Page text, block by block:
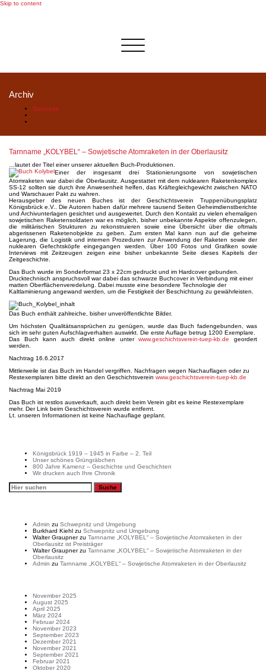
Skip to content
Schalte
Navigation
Archiv
Startseite
Tarnname „KOLYBEL“ – Sowjetische Atomraketen in der Oberlausitz
…lautet der Titel einer unserer aktuellen Buch-Produktionen.
Einer der insgesamt drei Stationierungsorte von sowjetischen
Atomraketen war dabei die Oberlausitz. Ausgestattet mit dem nuklearen Raketenkomplex
SS-12 sollten sie durch ihre Anwesenheit helfen, das Kräftegleichgewicht zwischen NATO
und Warschauer Pakt zu wahren.
Herausgeber des neuen Buches ist der Geschichtsverein Truppenübungsplatz
Königsbrück e.V.. Die Autoren haben dafür mehrere tausend Seiten Geheimdienstberichte
und Archivunterlagen gesichtet und ausgewertet. Durch den Kontakt zu vielen ehemaligen
sowjetischen Raketensoldaten war es möglich, bisher unbekannte Aspekte offenzulegen,
die militärischen Strukturen zu rekonstruieren sowie eine Übersicht über die oftmals
abgerissenen Raketenobjekte zu geben. Zum ersten Mal kann nun auf die geheime
Lagerung, die Logistik und internen Prozeduren zur Anwendung der Raketen sowie der
nuklearen Gefechtsköpfe eingegangen werden. Über 100 Fotos und Grafiken sowie
Interviews mit Zeitzeugen zeigen eine bisher unbekannte Seite dieses Kapitels der
Zeitgeschichte.
Das Buch wurde im Sonderformat 23 x 22cm gedruckt und im Hardcover gebunden.
Drucktechnisch anspruchsvoll war dabei das schwarze Buchcover in Verbindung mit einer
matten Oberflächenveredelung. Dabei musste eine besondere Technologie der
Kaltlaminierung angewand werden, um die Festigkeit der Beschichtung zu gewährleisten.
Das Buch enthält zahlreiche, bisher unveröffentlichte Bilder.
Um höchsten Qualitätsansprüchen zu genügen, wurde das Buch fadengebunden, was
sich im sehr guten Aufschlagverhalten auswirkt. Die erste Auflage betrug 1200 Exemplare.
Das Buch kann auch direkt online unterwww.geschichtsverein-tuep-kb.de
geordert
werden.
Nachtrag 16.6.2017
Mittlerweile ist das Buch im Handel vergriffen. Nachfragen wegen Nachauflagen oder zu
Restexemplaren bitte direkt an den Geschichtsverein www.geschichtsverein-tuep-kb.de
Nachtrag Mai 2019
Das Buch ist restlos ausverkauft, auch direkt beim Verein gibt es keine Restexemplare
mehr. Der Link beim Geschichtsverein wurde entfernt.
Lt. unseren Informationen ist keine Nachauflage geplant.
Königsbrück 1919 – 1945 in Farbe – 2. Teil
Unser schönes Grüngräbchen
800 Jahre Kamenz – Geschichte und Geschichten
Wir drucken auch Ihre Chronik
Admin zu Schwepnitz und Umgebung
Burkhard Kiehl zu Schwepnitz und Umgebung
Walter Graupnerzu Tarnname „KOLYBEL“ – Sowjetische Atomraketen in der
Oberlausitz ist Preisträger
Walter Graupnerzu Tarnname „KOLYBEL“ – Sowjetische Atomraketen in der
Oberlausitz
Admin zu Tarnname „KOLYBEL“ – Sowjetische Atomraketen in der Oberlausitz
November 2025
August 2025
April 2025
März 2024
Februar 2024
November 2023
September 2023
Dezember 2021
November 2021
September 2021
Februar 2021
Oktober 2020